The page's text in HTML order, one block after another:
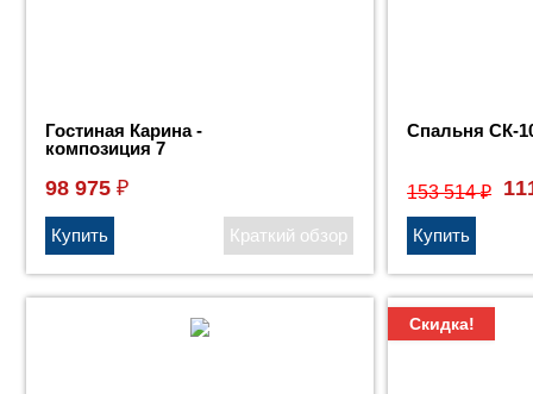
Гостиная Карина -
композиция 7
98 975₽
Спальня СК-
153 514₽
Скидка!